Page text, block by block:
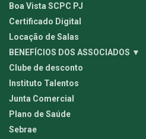
Boa Vista SCPC PJ
Certificado Digital
Locação de Salas
BENEFÍCIOS DOS ASSOCIADOS ▼
Clube de desconto
Instituto Talentos
Junta Comercial
Plano de Saúde
Sebrae